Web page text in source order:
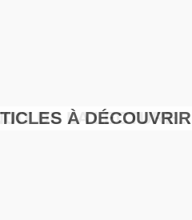
À DÉCOUVRIR
DE LA LECTURE...